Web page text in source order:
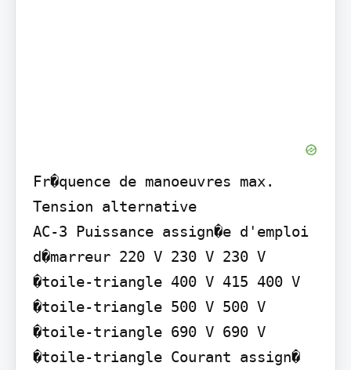
Fr�quence de manoeuvres max.
Tension alternative
AC-3 Puissance assign�e d'emploi
d�marreur 220 V 230 V 230 V
�toile-triangle 400 V 415 400 V
�toile-triangle 500 V 500 V
�toile-triangle 690 V 690 V
�toile-triangle Courant assign�